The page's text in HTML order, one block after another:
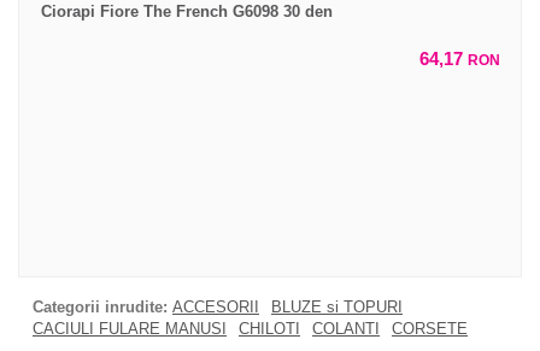
Ciorapi Fiore The French G6098 30 den
64,17 RON
Categorii inrudite: ACCESORII
BLUZE si TOPURI
CACIULI FULARE MANUSI
CHILOTI COLANTI
CORSETE